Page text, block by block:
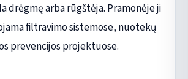
drėgmę arba rūgštėja. Pramonėje ji
filtravimo sistemose, nuotekų
prevencijos projektuose.